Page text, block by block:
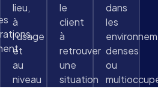
lieu,
à
l’usage
et
au
niveau
le
client
à
retrouver
une
situation
dans
les
denses
ou